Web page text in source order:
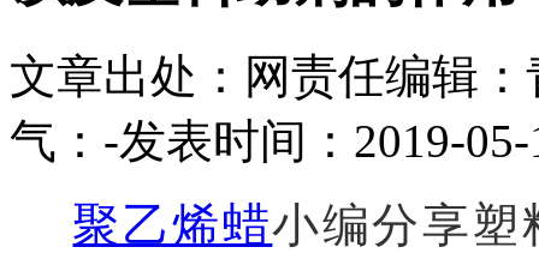
文章出处： 网责任编辑
气： -发表时间：2019-
聚乙烯蜡小编分享塑